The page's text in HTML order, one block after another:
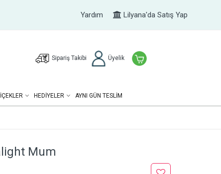
Yardım Lilyana'da Satış Yap
Sipariş Takibi Üyelik
HEDIYELER AYNI GÜN TESLİM
Mum